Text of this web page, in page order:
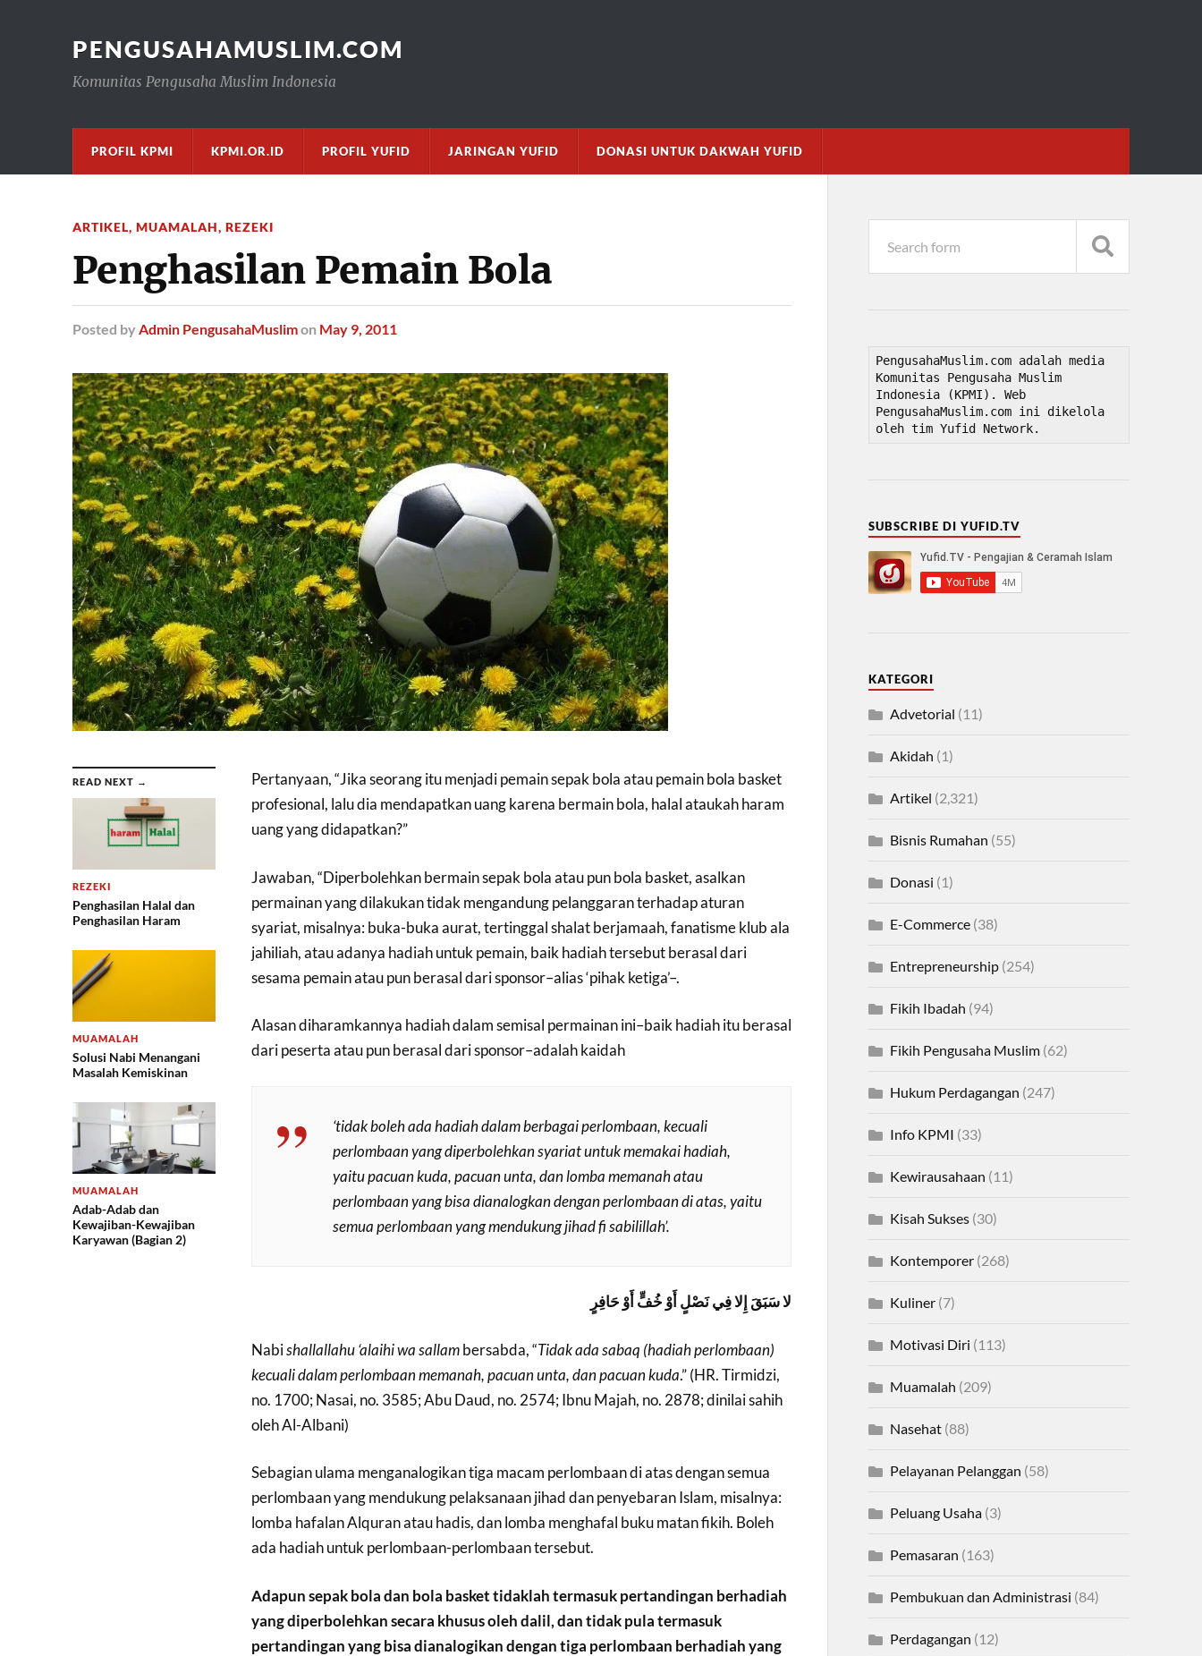
PENGUSAHAMUSLIM.COM
Komunitas Pengusaha Muslim Indonesia
PROFIL KPMI KPMI.OR.ID PROFIL YUFID JARINGAN YUFID DONASI UNTUK DAKWAH YUFID
ARTIKEL, MUAMALAH, REZEKI
Penghasilan Pemain Bola
Posted by Admin PengusahaMuslimon May 9, 2011
READ NEXT →
REZEKI
Penghasilan Halal dan
Penghasilan Haram
MUAMALAH
Solusi Nabi Menangani
Masalah Kemiskinan
MUAMALAH
Adab-Adab dan
Kewajiban-Kewajiban
Karyawan (Bagian 2)
Pertanyaan, “Jika seorang itu menjadi pemain sepak bola atau pemain bola basket
profesional, lalu dia mendapatkan uang karena bermain bola, halal ataukah haram
uang yang didapatkan?”
Jawaban, “Diperbolehkan bermain sepak bola atau pun bola basket, asalkan
permainan yang dilakukan tidak mengandung pelanggaran terhadap aturan
syariat, misalnya: buka-buka aurat, tertinggal shalat berjamaah, fanatisme klub ala
jahiliah, atau adanya hadiah untuk pemain, baik hadiah tersebut berasal dari
sesama pemain atau pun berasal dari sponsor–alias ‘pihak ketiga’–.
Alasan diharamkannya hadiah dalam semisal permainan ini–baik hadiah itu berasal
dari peserta atau pun berasal dari sponsor–adalah kaidah
‘tidak boleh ada hadiah dalam berbagai perlombaan, kecuali
perlombaan yang diperbolehkan syariat untuk memakai hadiah,
yaitu pacuan kuda, pacuan unta, dan lomba memanah atau
perlombaan yang bisa dianalogkan dengan perlombaan di atas, yaitu
semua perlombaan yang mendukung jihad fi sabilillah’.
لا سَبَقَ إِلا فِي نَصْلٍ أَوْ خُفٍّ أَوْ حَافِرٍ
Nabishallallahu ‘alaihi wa sallambersabda, “Tidak ada sabaq (hadiah perlombaan)
kecuali dalam perlombaan memanah, pacuan unta, dan pacuan kuda.” (HR. Tirmidzi,
no. 1700; Nasai, no. 3585; Abu Daud, no. 2574; Ibnu Majah, no. 2878; dinilai sahih
oleh Al-Albani)
Sebagian ulama menganalogikan tiga macam perlombaan di atas dengan semua
perlombaan yang mendukung pelaksanaan jihad dan penyebaran Islam, misalnya:
lomba hafalan Alquran atau hadis, dan lomba menghafal buku matan fikih. Boleh
ada hadiah untuk perlombaan-perlombaan tersebut.
Adapun sepak bola dan bola basket tidaklah termasuk pertandingan berhadiah
yang diperbolehkan secara khusus oleh dalil, dan tidak pula termasuk
pertandingan yang bisa dianalogikan dengan tiga perlombaan berhadiah yang
PengusahaMuslim.com adalah media
Komunitas Pengusaha Muslim
Indonesia (KPMI). Web
PengusahaMuslim.com ini dikelola
oleh tim Yufid Network.
SUBSCRIBE DI YUFID.TV
KATEGORI
Advetorial (11)
Akidah (1)
Artikel (2,321)
Bisnis Rumahan (55)
Donasi (1)
E-Commerce(38)
Entrepreneurship(254)
Fikih Ibadah (94)
Fikih Pengusaha Muslim(62)
Hukum Perdagangan (247)
Info KPMI (33)
Kewirausahaan (11)
Kisah Sukses(30)
Kontemporer(268)
Kuliner(7)
Motivasi Diri (113)
Muamalah (209)
Nasehat(88)
Pelayanan Pelanggan (58)
Peluang Usaha(3)
Pemasaran (163)
Pembukuan dan Administrasi (84)
Perdagangan (12)